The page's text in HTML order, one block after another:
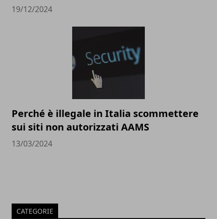
19/12/2024
Perché è illegale in Italia scommettere
sui siti non autorizzati AAMS
13/03/2024
CATEGORIE